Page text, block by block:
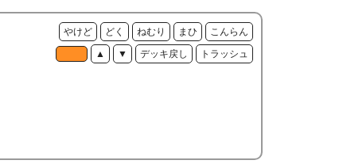
やけど どく ねむり まひ
こんらん
▲
▼ デッキ戻し トラッシュ